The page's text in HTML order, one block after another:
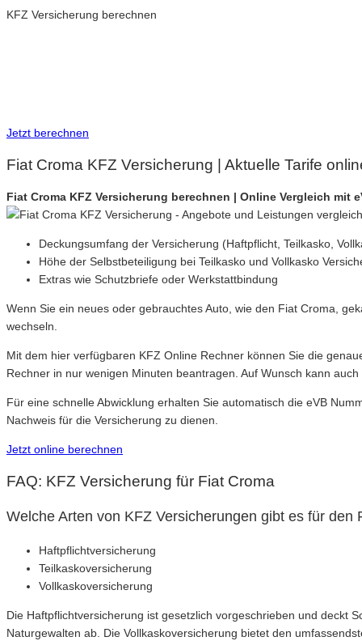
KFZ Versicherung berechnen
Jetzt berechnen
Fiat Croma KFZ Versicherung | Aktuelle Tarife
Fiat Croma KFZ Versicherung berechnen | Online Vergleich mit
Deckungsumfang der Versicherung (Haftpflicht, Teilkasko,
Höhe der Selbstbeteiligung bei Teilkasko und Vollkasko
Extras wie Schutzbriefe oder Werkstattbindung
Wenn Sie ein neues oder gebrauchtes Auto, wie den Fiat Croma,
wechseln.
Mit dem hier verfügbaren KFZ Online Rechner können Sie die
Rechner in nur wenigen Minuten beantragen. Auf Wunsch kann
Für eine schnelle Abwicklung erhalten Sie automatisch die eVB
Nachweis für die Versicherung zu dienen.
Jetzt online berechnen
FAQ: KFZ Versicherung für Fiat Croma
Welche Arten von KFZ Versicherungen gibt es für den
Haftpflichtversicherung
Teilkaskoversicherung
Vollkaskoversicherung
Die Haftpflichtversicherung ist gesetzlich vorgeschrieben und deckt
Naturgewalten ab. Die Vollkaskoversicherung bietet den